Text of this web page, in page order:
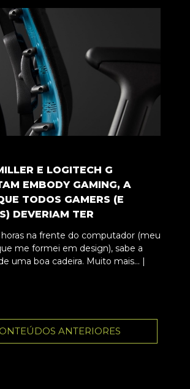
E LOGITECH G
EMBODY GAMING, A
TODOS GAMERS (E
DEVERIAM TER
na frente do computador (meu
me formei em design), sabe a
uma boa cadeira. Muito mais... |
ANTERIORES